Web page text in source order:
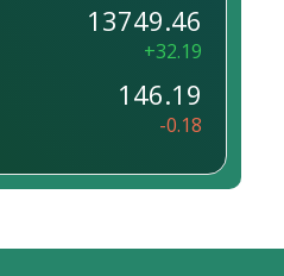
13749.46
+32.19
146.19
-0.18